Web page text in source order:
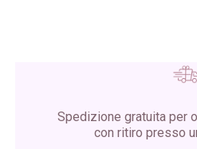
Spedizione gratuita per
con ritiro presso